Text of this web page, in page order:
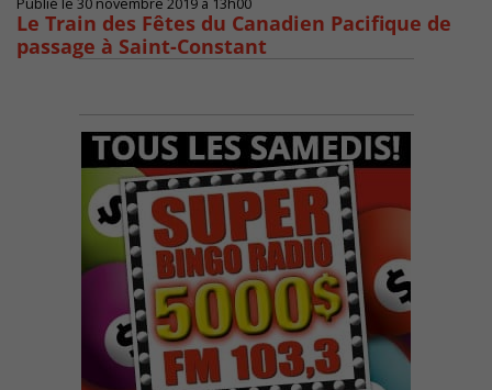
Publié le 30 novembre 2019 à 13h00
Le Train des Fêtes du Canadien Pacifique de
passage à Saint-Constant